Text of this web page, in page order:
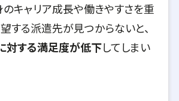
キャリア成長や働きやすさを重
する派遣先が見つからないと、
対する満足度が低下してしまい